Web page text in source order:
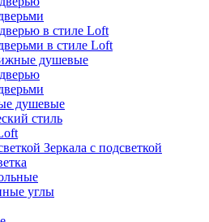
в стиле Loft
в стиле Loft
душевые
душевые
стиль
Зеркала с подсветкой
углы